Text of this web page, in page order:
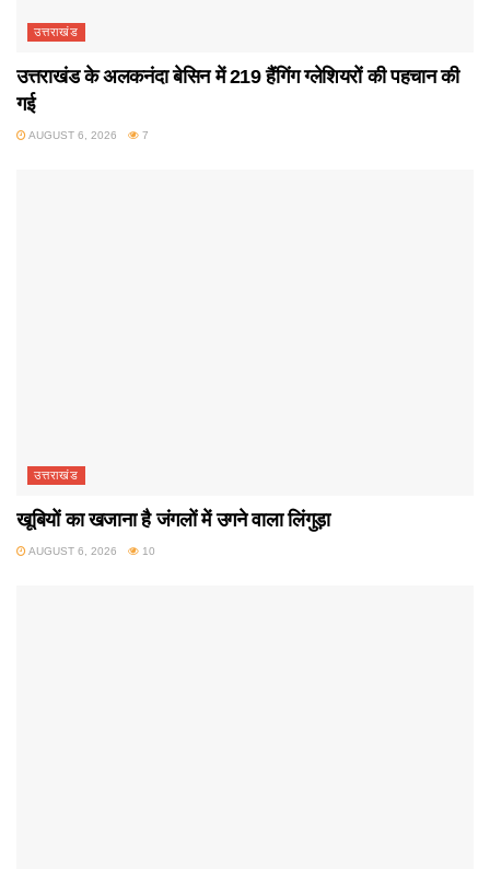
उत्तराखंड
उत्तराखंड के अलकनंदा बेसिन में 219 हैंगिंग ग्लेशियरों की पहचान की
गई
AUGUST 6, 2026 7
उत्तराखंड
खूबियों का खजाना है जंगलों में उगने वाला लिंगुड़ा
AUGUST 6, 2026 10